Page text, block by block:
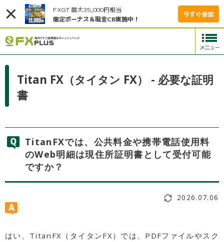
FXGT 最大35,000円相当
限定ボーナス＆現金CB実施中！
今すぐ参加
Titan FX（タイタン FX） - 必要な証明
書
TitanFXでは、公共料金や携帯電話使用料
のWeb明細は現住所証明書として受付可能
ですか？
2026.07.06
はい、TitanFX（タイタンFX）では、PDFファイルやスク